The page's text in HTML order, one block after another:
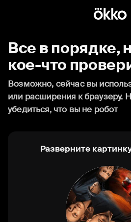
Все в порядке,
кое-что
Возможно, сейчас вы
или расширения к браузеру.
убедиться, что вы не робот
Разверните